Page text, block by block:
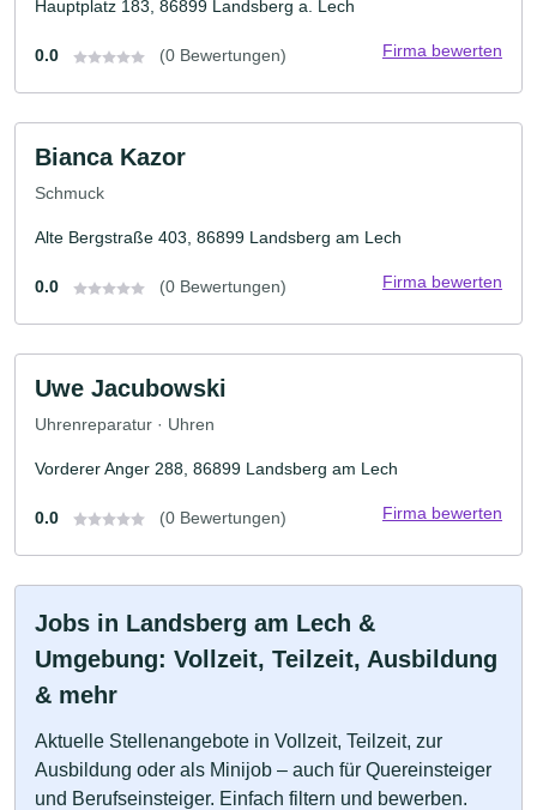
Hauptplatz 183, 86899 Landsberg a. Lech
0.0 (0 Bewertungen) Firma bewerten
Bianca Kazor
Schmuck
Alte Bergstraße 403, 86899 Landsberg am Lech
0.0 (0 Bewertungen) Firma bewerten
Uwe Jacubowski
Uhrenreparatur · Uhren
Vorderer Anger 288, 86899 Landsberg am Lech
0.0 (0 Bewertungen) Firma bewerten
Jobs in Landsberg am Lech &
Umgebung: Vollzeit, Teilzeit, Ausbildung
& mehr
Aktuelle Stellenangebote in Vollzeit, Teilzeit, zur
Ausbildung oder als Minijob – auch für Quereinsteiger
und Berufseinsteiger. Einfach filtern und bewerben.